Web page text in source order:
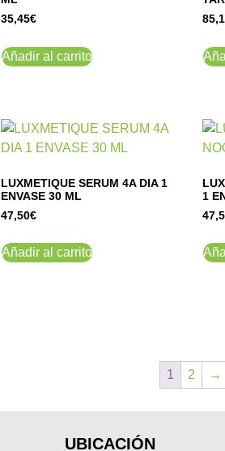
35,45€
Añadir al carrito
LUXMETIQUE SERUM 4A DIA 1
ENVASE 30 ML
47,50€
Añadir al carrito
1
1 2 →
UBICACIÓN